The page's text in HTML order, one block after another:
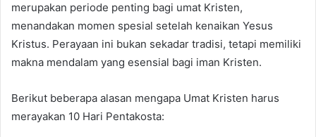
merupakan periode penting bagi umat Kristen,
menandakan momen spesial setelah kenaikan Yesus
Kristus. Perayaan ini bukan sekadar tradisi, tetapi memiliki
makna mendalam yang esensial bagi iman Kristen.
Berikut beberapa alasan mengapa Umat Kristen harus
merayakan 10 Hari Pentakosta: